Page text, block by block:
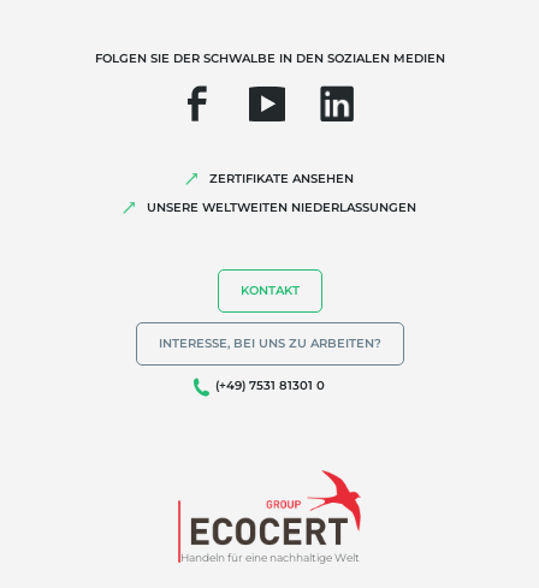
Qualität und Lebensmittelsicherheit
Soziale Unternehmensverantwortung (CSR)
Umweltbezogene Angaben
Handeln für eine nachhaltige Welt
FOLGEN SIE DER SCHWALBE IN DEN SOZIALEN MEDIEN
ZERTIFIKATE ANSEHEN
UNSERE WELTWEITEN NIEDERLASSUNGEN
KONTAKT
INTERESSE, BEI UNS ZU ARBEITEN?
(+49) 7531 81301 0